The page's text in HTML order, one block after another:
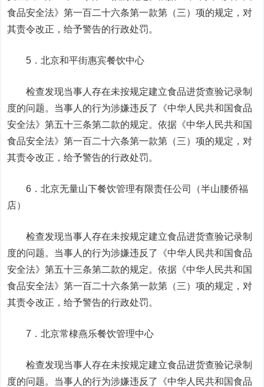
食品安全法》第一百二十六条第一款第（三）项的规定，对
其责令改正，给予警告的行政处罚。
5．北京和平街惠宾餐饮中心
检查发现当事人存在未按规定建立食品进货查验记录制
度的问题。当事人的行为涉嫌违反了《中华人民共和国食品
安全法》第五十三条第二款的规定。依据《中华人民共和国
食品安全法》第一百二十六条第一款第（三）项的规定，对
其责令改正，给予警告的行政处罚。
6．北京无量山下餐饮管理有限责任公司（半山腰侨福
店）
检查发现当事人存在未按规定建立食品进货查验记录制
度的问题。当事人的行为涉嫌违反了《中华人民共和国食品
安全法》第五十三条第二款的规定。依据《中华人民共和国
食品安全法》第一百二十六条第一款第（三）项的规定，对
其责令改正，给予警告的行政处罚。
7．北京常棣燕乐餐饮管理中心
检查发现当事人存在未按规定建立食品进货查验记录制
度的问题。当事人的行为涉嫌违反了《中华人民共和国食品